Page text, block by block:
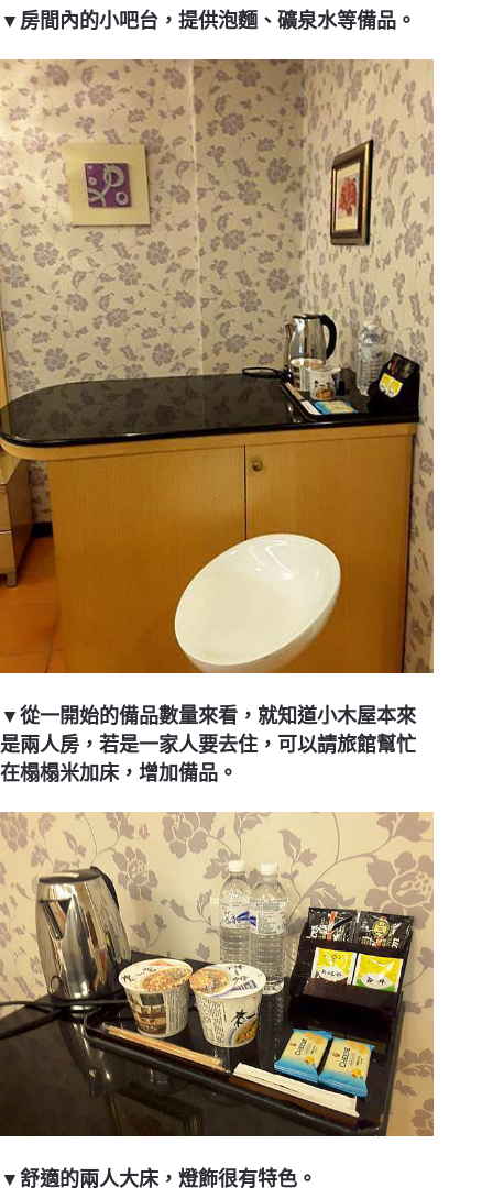
▼房間內的小吧台，提供泡麵、礦泉水等備品。
▼從一開始的備品數量來看，就知道小木屋本來
是兩人房，若是一家人要去住，可以請旅館幫忙
在榻榻米加床，增加備品。
▼舒適的兩人大床，燈飾很有特色。